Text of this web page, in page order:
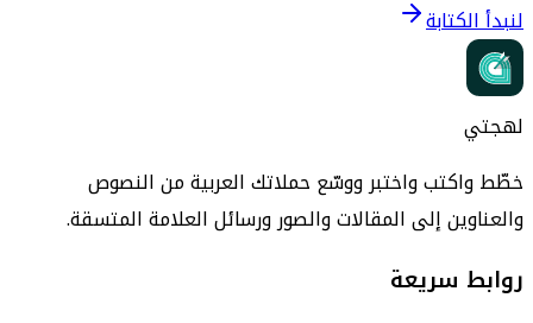
لنبدأ الكتابة
لهجتي
خطّط واكتب واختبر ووسّع حملاتك العربية من النصوص
والعناوين إلى المقالات والصور ورسائل العلامة المتسقة.
روابط سريعة